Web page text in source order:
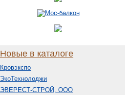
Новые в каталоге
Кровэкспо
ЭкоТехнолоджи
ЭВЕРЕСТ-СТРОЙ, ООО